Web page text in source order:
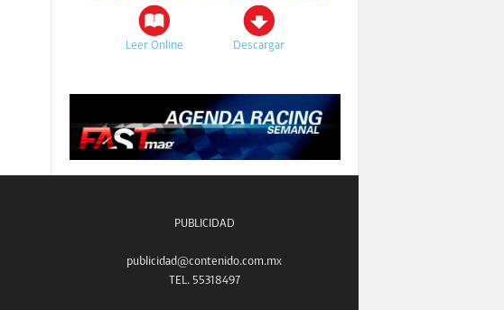
Leer Online Descargar
PUBLICIDAD
publicidad@contenido.com.mx
TEL. 55318497